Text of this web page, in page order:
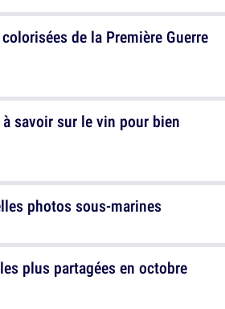
savoir sur le vin pour bien
plus partagées en octobre
de la Première Guerre
photos sous-marines